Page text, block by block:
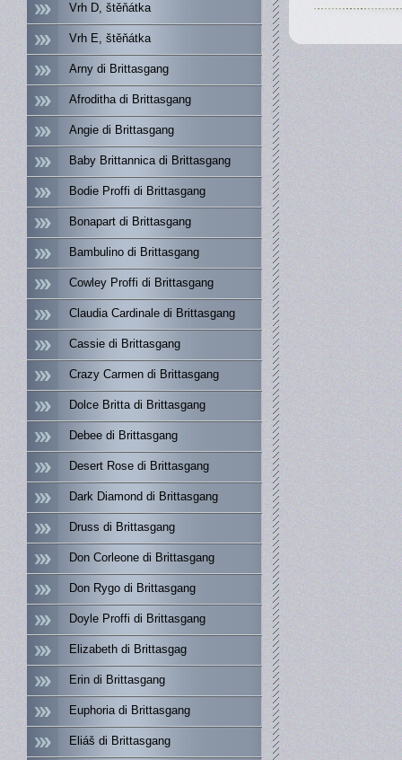
Vrh D, štěňátka
Vrh E, štěňátka
Arny di Brittasgang
Afroditha di Brittasgang
Angie di Brittasgang
Baby Brittannica di Brittasgang
Bodie Proffi di Brittasgang
Bonapart di Brittasgang
Bambulino di Brittasgang
Cowley Proffi di Brittasgang
Claudia Cardinale di Brittasgang
Cassie di Brittasgang
Crazy Carmen di Brittasgang
Dolce Britta di Brittasgang
Debee di Brittasgang
Desert Rose di Brittasgang
Dark Diamond di Brittasgang
Druss di Brittasgang
Don Corleone di Brittasgang
Don Rygo di Brittasgang
Doyle Proffi di Brittasgang
Elizabeth di Brittasgag
Erin di Brittasgang
Euphoria di Brittasgang
Eliáš di Brittasgang